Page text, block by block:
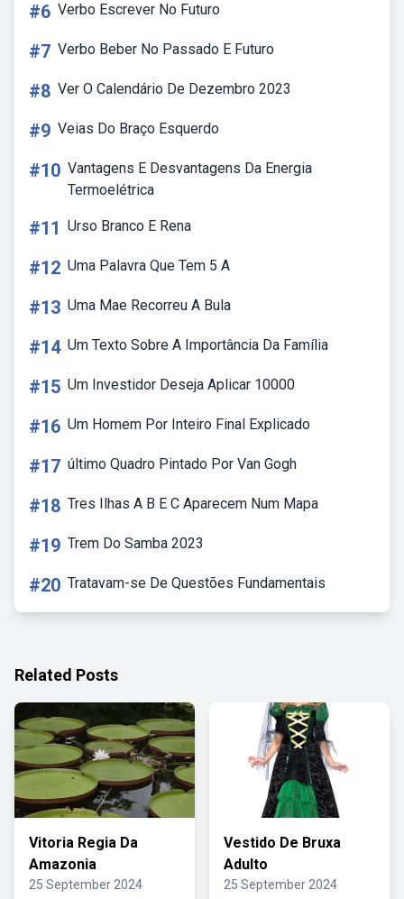
#6 Verbo Escrever No Futuro
#7 Verbo Beber No Passado E Futuro
#8 Ver O Calendário De Dezembro 2023
#9 Veias Do Braço Esquerdo
#10 Vantagens E Desvantagens Da Energia
Termoelétrica
#11 Urso Branco E Rena
#12 Uma Palavra Que Tem 5 A
#13 Uma Mae Recorreu A Bula
#14 Um Texto Sobre A Importância Da Família
#15 Um Investidor Deseja Aplicar 10000
#16 Um Homem Por Inteiro Final Explicado
#17 último Quadro Pintado Por Van Gogh
#18 Tres Ilhas A B E C Aparecem Num Mapa
#19 Trem Do Samba 2023
#20 Tratavam-se De Questões Fundamentais
Related Posts
Vitoria Regia Da
Amazonia
25 September 2024
Vestido De Bruxa
Adulto
25 September 2024